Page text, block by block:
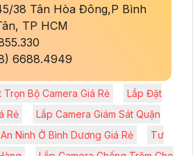
38 Tân Hòa Đông,P Bình
TP HCM
6688.4949
Trọn Bộ Camera Giá Rẻ
Lắp Đặt
Rẻ
Lắp Camera Giám Sát Quận
Ninh Ở Bình Dương Giá Rẻ
Tư